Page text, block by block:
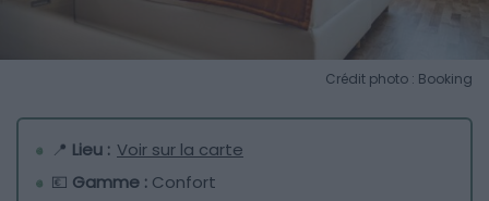
Crédit photo : Booking
📍 Lieu : Voir sur la carte
💶 Gamme : Confort